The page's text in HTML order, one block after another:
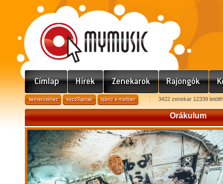
3422 zenekar 12339
Orákulum